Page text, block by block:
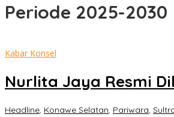
Periode 2025-2030
Kabar Konsel
Nurlita Jaya Resmi
Headline, Konawe Selatan, Pariwara,